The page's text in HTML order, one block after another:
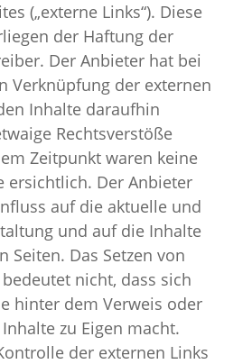
(„externe Links“). Diese
der Haftung der
Der Anbieter hat bei
Verknüpfung der externen
Inhalte daraufhin
Rechtsverstöße
Zeitpunkt waren keine
ersichtlich. Der Anbieter
auf die aktuelle und
und auf die Inhalte
Seiten. Das Setzen von
nicht, dass sich
hinter dem Verweis oder
zu Eigen macht.
der externen Links